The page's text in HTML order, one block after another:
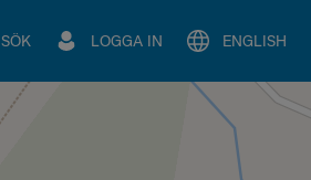
SÖK LOGGA IN ENGLISH